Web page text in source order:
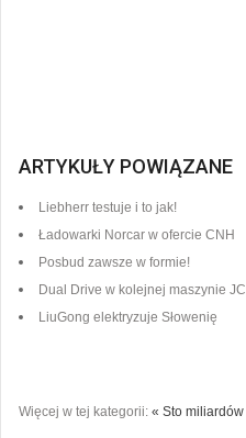
ARTYKUŁY POWIĄZANE
Liebherr testuje i to jak!
Ładowarki Norcar w ofercie CNH
Posbud zawsze w formie!
Dual Drive w kolejnej maszynie
LiuGong elektryzuje Słowenię
Więcej w tej kategorii: « Sto